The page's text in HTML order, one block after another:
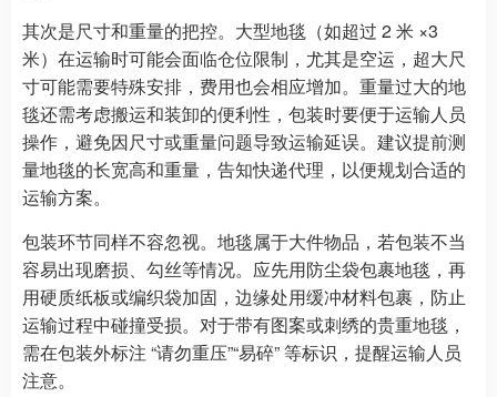
其次是尺寸和重量的把控。大型地毯（如超过 2 米 ×3
米）在运输时可能会面临仓位限制，尤其是空运，超大尺
寸可能需要特殊安排，费用也会相应增加。重量过大的地
毯还需考虑搬运和装卸的便利性，包装时要便于运输人员
操作，避免因尺寸或重量问题导致运输延误。建议提前测
量地毯的长宽高和重量，告知快递代理，以便规划合适的
运输方案。
包装环节同样不容忽视。地毯属于大件物品，若包装不当
容易出现磨损、勾丝等情况。应先用防尘袋包裹地毯，再
用硬质纸板或编织袋加固，边缘处用缓冲材料包裹，防止
运输过程中碰撞受损。对于带有图案或刺绣的贵重地毯，
需在包装外标注 “请勿重压”“易碎” 等标识，提醒运输人员
注意。